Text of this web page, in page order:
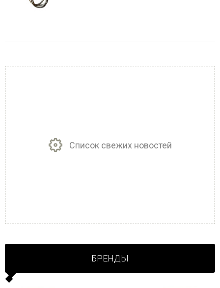
Список свежих новостей
БРЕНДЫ